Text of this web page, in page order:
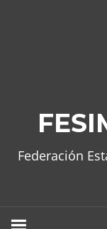
Federación